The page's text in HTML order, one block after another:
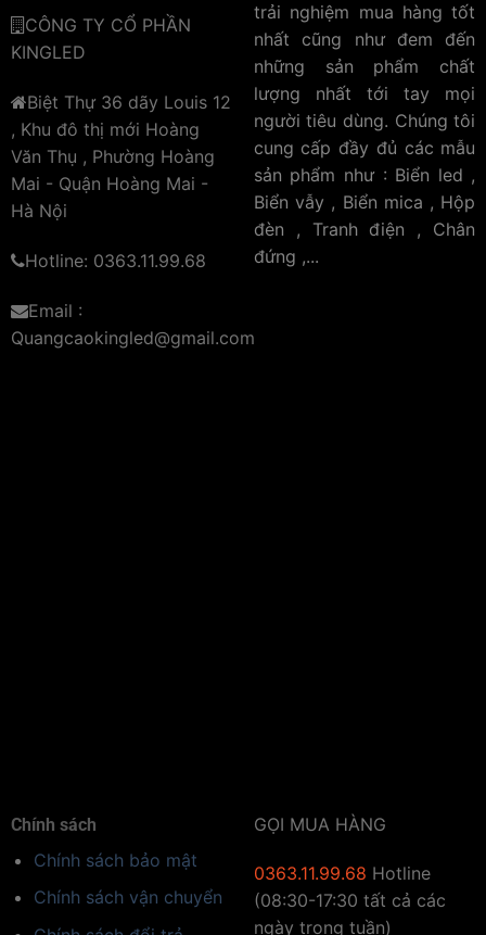
CÔNG TY CỔ PHẦN
KINGLED
Biệt Thự 36 dãy Louis 12
, Khu đô thị mới Hoàng
Văn Thụ , Phường Hoàng
Mai - Quận Hoàng Mai -
Hà Nội
Hotline: 0363.11.99.68
Email :
Quangcaokingled@gmail.com
trải nghiệm mua hàng tốt
nhất cũng như đem đến
những sản phẩm chất
lượng nhất tới tay mọi
người tiêu dùng. Chúng tôi
cung cấp đầy đủ các mẫu
sản phẩm như : Biển led ,
Biển vẫy , Biển mica , Hộp
đèn , Tranh điện , Chân
đứng ,...
Chính sách
Chính sách bảo mật
Chính sách vận chuyển
GỌI MUA HÀNG
0363.11.99.68 Hotline
(08:30-17:30 tất cả các
ngày trong tuần)